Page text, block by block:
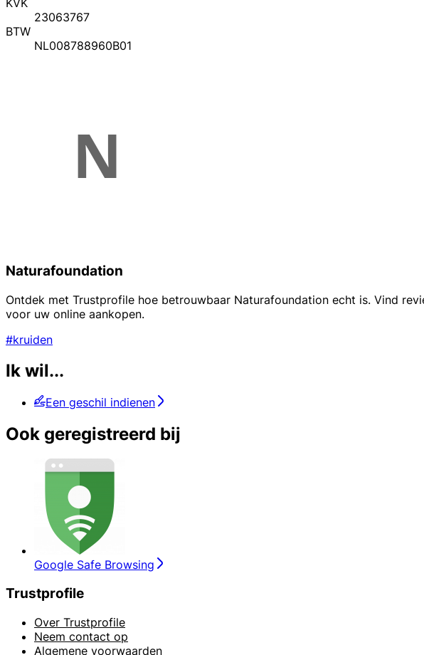
KVK
23063767
BTW
NL008788960B01
Naturafoundation
Ontdek met Trustprofile hoe betrouwbaar Naturafoundation echt is. Vind
voor uw online aankopen.
#kruiden
Ik wil...
Een geschil indienen
Ook geregistreerd bij
Google Safe Browsing
Trustprofile
Over Trustprofile
Neem contact op
Algemene voorwaarden